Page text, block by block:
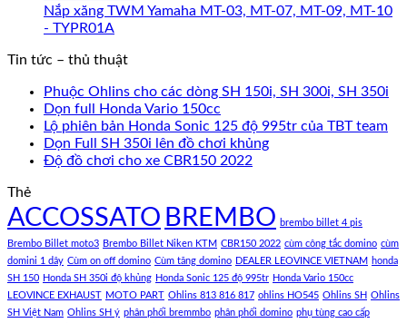
Nắp xăng TWM Yamaha MT-03, MT-07, MT-09, MT-10
- TYPR01A
Tin tức – thủ thuật
Phuộc Ohlins cho các dòng SH 150i, SH 300i, SH 350i
Dọn full Honda Vario 150cc
Lộ phiên bản Honda Sonic 125 độ 995tr của TBT team
Dọn Full SH 350i lên đồ chơi khủng
Độ đồ chơi cho xe CBR150 2022
Thẻ
ACCOSSATO BREMBO brembo billet 4 pis
Brembo Billet moto3 Brembo Billet Niken KTM CBR150 2022 cùm công tắc domino cùm
domini 1 dây Cùm on off domino Cùm tăng domino DEALER LEOVINCE VIETNAM honda
SH 150 Honda SH 350i độ khủng Honda Sonic 125 độ 995tr Honda Vario 150cc
LEOVINCE EXHAUST MOTO PART Ohlins 813 816 817 ohlins HO545 Ohlins SH Ohlins
SH Việt Nam Ohlins SH ý phân phối bremmbo phân phối domino phụ tùng cao cấp